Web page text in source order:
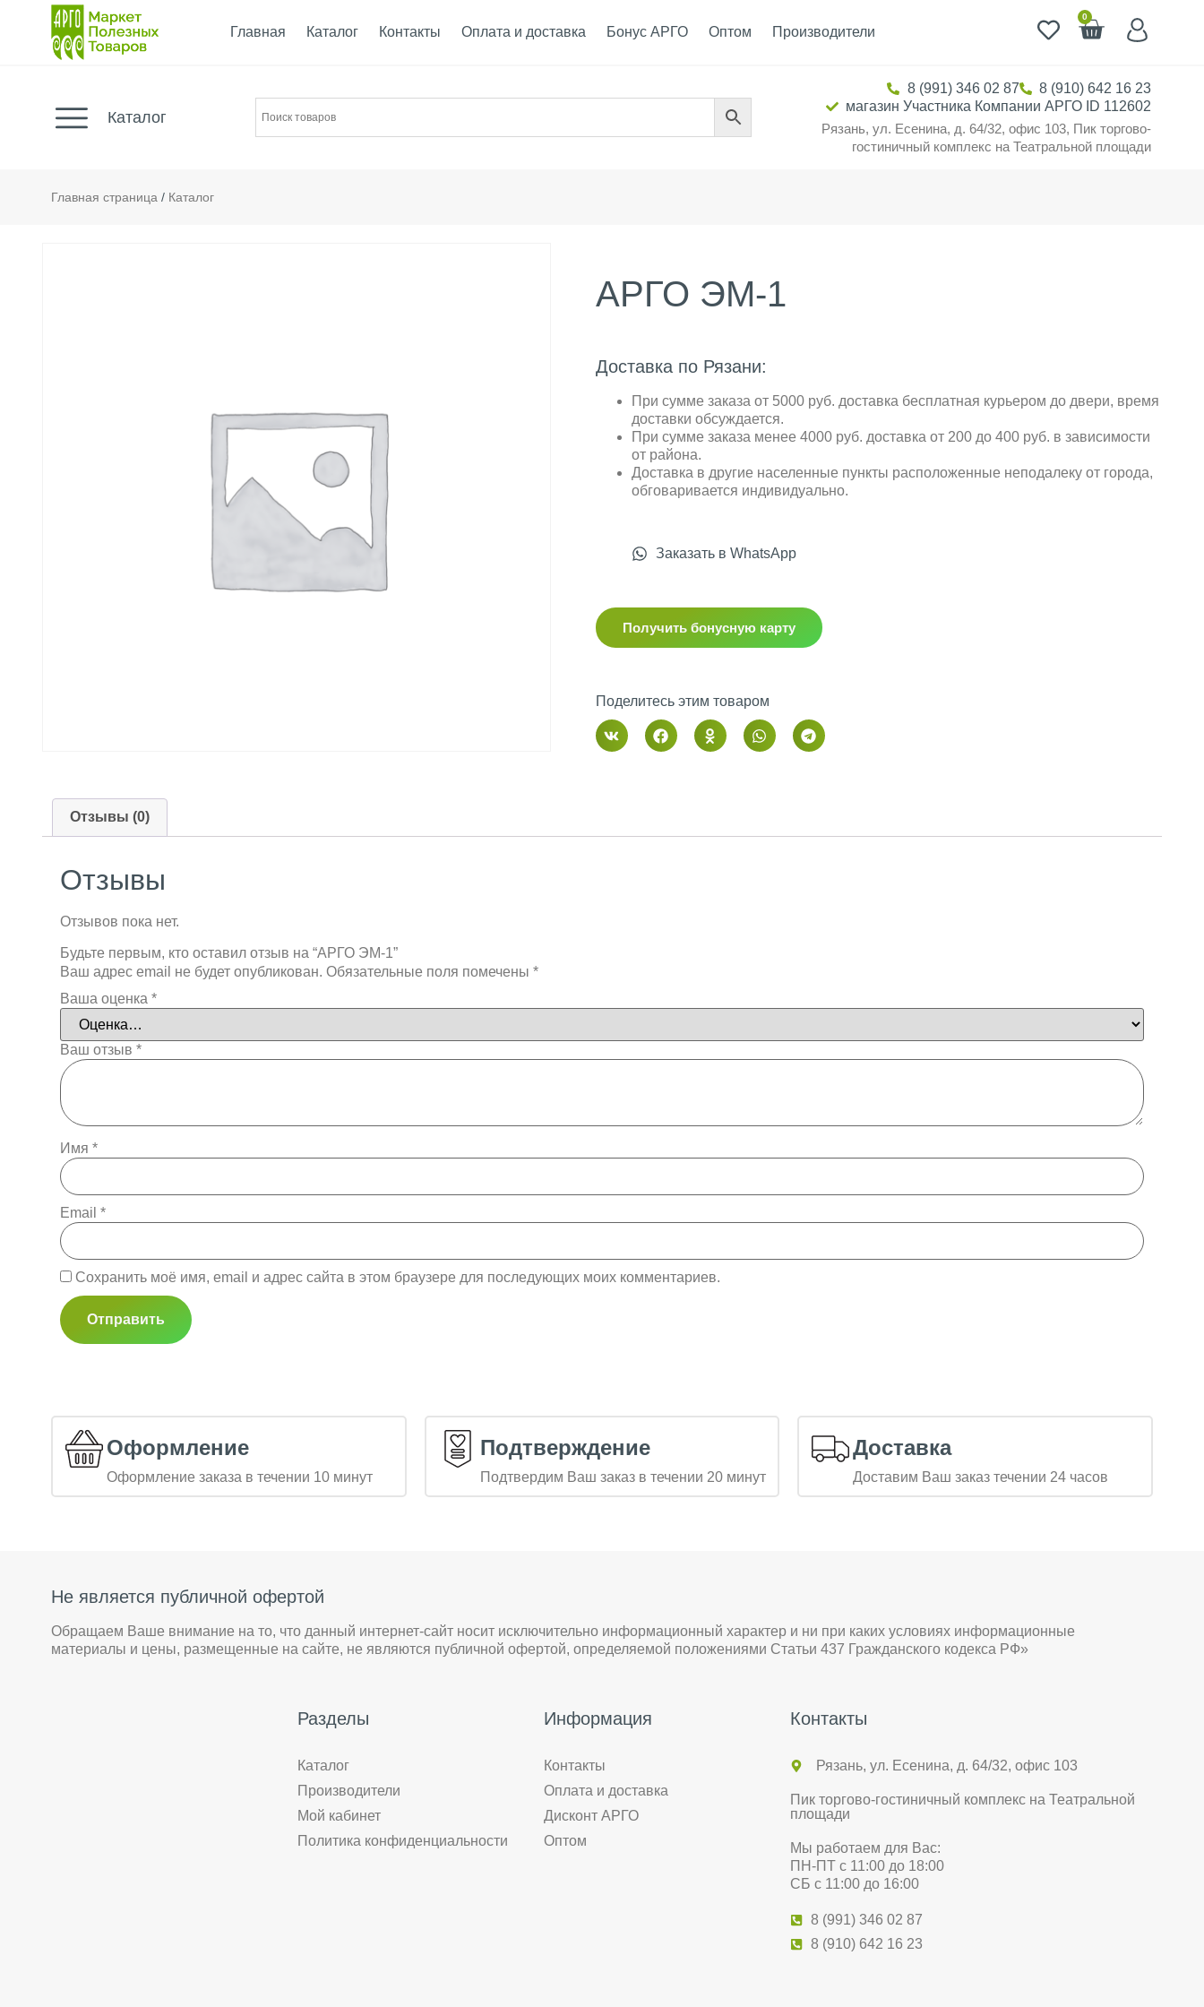
Главная Каталог Контакты Оплата и доставка Бонус АРГО Оптом Производители
0
Каталог
8 (991) 346 02 87
8 (910) 642 16 23
магазин Участника Компании АРГО ID 112602
Рязань, ул. Есенина, д. 64/32, офис 103, Пик торгово-
гостиничный комплекс на Театральной площади
Главная страница / Каталог
АРГО ЭМ-1
Доставка по Рязани:
При сумме заказа от 5000 руб. доставка бесплатная курьером до двери, время
доставки обсуждается.
При сумме заказа менее 4000 руб. доставка от 200 до 400 руб. в зависимости
от района.
Доставка в другие населенные пункты расположенные неподалеку от города,
обговаривается индивидуально.
Заказать в WhatsApp
Получить бонусную карту
Поделитесь этим товаром
Отзывы (0)
Отзывы
Отзывов пока нет.
Будьте первым, кто оставил отзыв на “АРГО ЭМ-1”
Ваш адрес email не будет опубликован. Обязательные поля помечены *
Ваша оценка *
Ваш отзыв *
Имя *
Email *
Сохранить моё имя, email и адрес сайта в этом браузере для последующих моих комментариев.
Оформление
Оформление заказа в течении 10 минут
Подтверждение
Подтвердим Ваш заказ в течении 20 минут
Доставка
Доставим Ваш заказ течении 24 часов
Не является публичной офертой
Обращаем Ваше внимание на то, что данный интернет-сайт носит исключительно информационный характер и ни при каких условиях информационные
материалы и цены, размещенные на сайте, не являются публичной офертой, определяемой положениями Статьи 437 Гражданского кодекса РФ»
Разделы
Каталог
Производители
Мой кабинет
Политика конфиденциальности
Информация
Контакты
Оплата и доставка
Дисконт АРГО
Оптом
Контакты
Рязань, ул. Есенина, д. 64/32, офис 103
Пик торгово-гостиничный комплекс на Театральной
площади
Мы работаем для Вас:
ПН-ПТ с 11:00 до 18:00
СБ с 11:00 до 16:00
8 (991) 346 02 87
8 (910) 642 16 23